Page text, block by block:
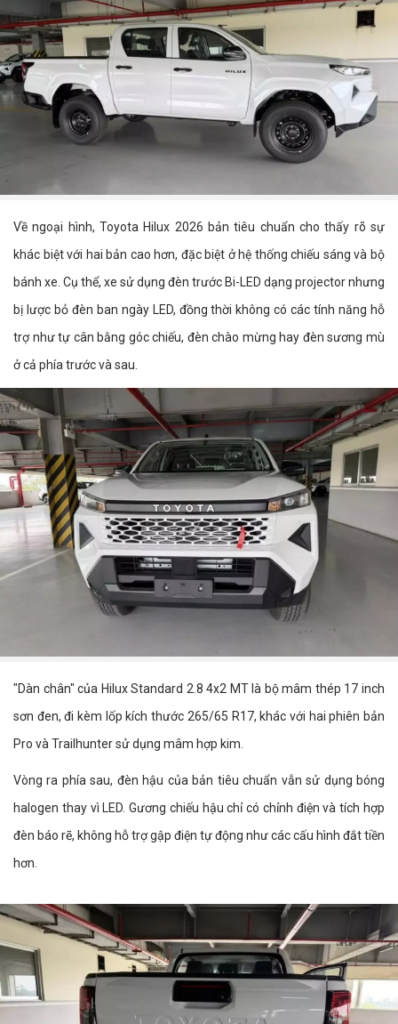
Về ngoại hình, Toyota Hilux 2026 bản tiêu chuẩn cho thấy rõ sự
khác biệt với hai bản cao hơn, đặc biệt ở hệ thống chiếu sáng và bộ
bánh xe. Cụ thể, xe sử dụng đèn trước Bi-LED dạng projector nhưng
bị lược bỏ đèn ban ngày LED, đồng thời không có các tính năng hỗ
trợ như tự cân bằng góc chiếu, đèn chào mừng hay đèn sương mù
ở cả phía trước và sau.
"Dàn chân" của Hilux Standard 2.8 4x2 MT là bộ mâm thép 17 inch
sơn đen, đi kèm lốp kích thước 265/65 R17, khác với hai phiên bản
Pro và Trailhunter sử dụng mâm hợp kim.
Vòng ra phía sau, đèn hậu của bản tiêu chuẩn vẫn sử dụng bóng
halogen thay vì LED. Gương chiếu hậu chỉ có chỉnh điện và tích hợp
đèn báo rẽ, không hỗ trợ gập điện tự động như các cấu hình đắt tiền
hơn.